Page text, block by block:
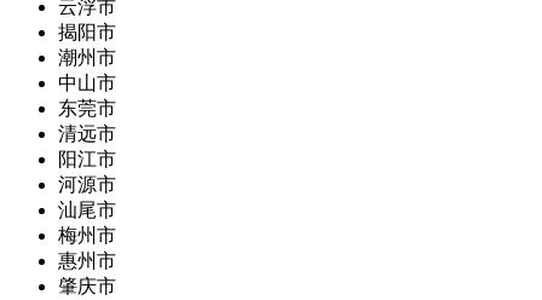
云浮市
揭阳市
潮州市
中山市
东莞市
清远市
阳江市
河源市
汕尾市
梅州市
惠州市
肇庆市